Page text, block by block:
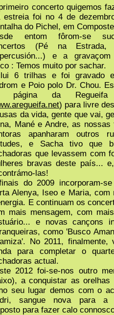
concerto quigemos
estreia foi no 4 de
do Pichel, em
entom fôrom-se
(Pé na Estrada,
e a
: Temos muito por sachar.
6 trilhas e foi gravado
e Poio polo Dr. Chou.
página da Regueifa
) para livre
da vida, gente que vai,
Mané e Andre, as nossas
apanharam outros
e Sacha tivo que
que levassem com
bravas deste país...
las!
do 2009 incorporam-
Alenya, Iseo e Maria, com
E continuam os
mais mensagem, com
e novas cançons
como 'Busco
No 2011, finalmente,
para completar o
actual.
2012 foi-se-nos outro
a conquistar as orelhas
seu lugar demos com o
sangue nova para a
para fazer calo